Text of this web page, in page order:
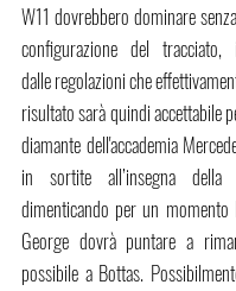
W11 dovrebbero dominare
configurazione del tracciato,
dalle regolazioni che
risultato sarà quindi accettabile
diamante dell'accademia
in sortite all’insegna della
dimenticando per un momento
George dovrà puntare a
possibile a Bottas.